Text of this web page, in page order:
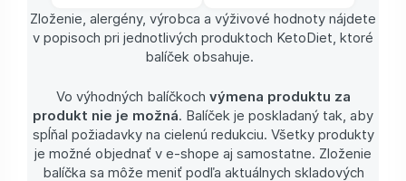
Zloženie, alergény, výrobca a výživové hodnoty nájdete
v popisoch pri jednotlivých produktoch KetoDiet, ktoré
balíček obsahuje.
Vo výhodných balíčkoch výmena produktu za
produkt nie je možná. Balíček je poskladaný tak, aby
spĺňal požiadavky na cielenú redukciu. Všetky produkty
je možné objednať v e-shope aj samostatne. Zloženie
balíčka sa môže meniť podľa aktuálnych skladových